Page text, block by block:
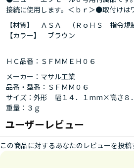
接続に使用します。＜ｂｒ＞●取付けは
【材質】 ＡＳＡ （ＲｏＨＳ 指令規
【カラー】 ブラウン
ＨＣ品番：ＳＦＭＭＥＨ０６
メーカー：マサル工業
品番・型番：ＳＦＭＭ０６
サイズ：外形 幅１４．１mm×高さ８
重量：３ｇ
ユーザーレビュー
この商品に対するあなたのレビューを投稿